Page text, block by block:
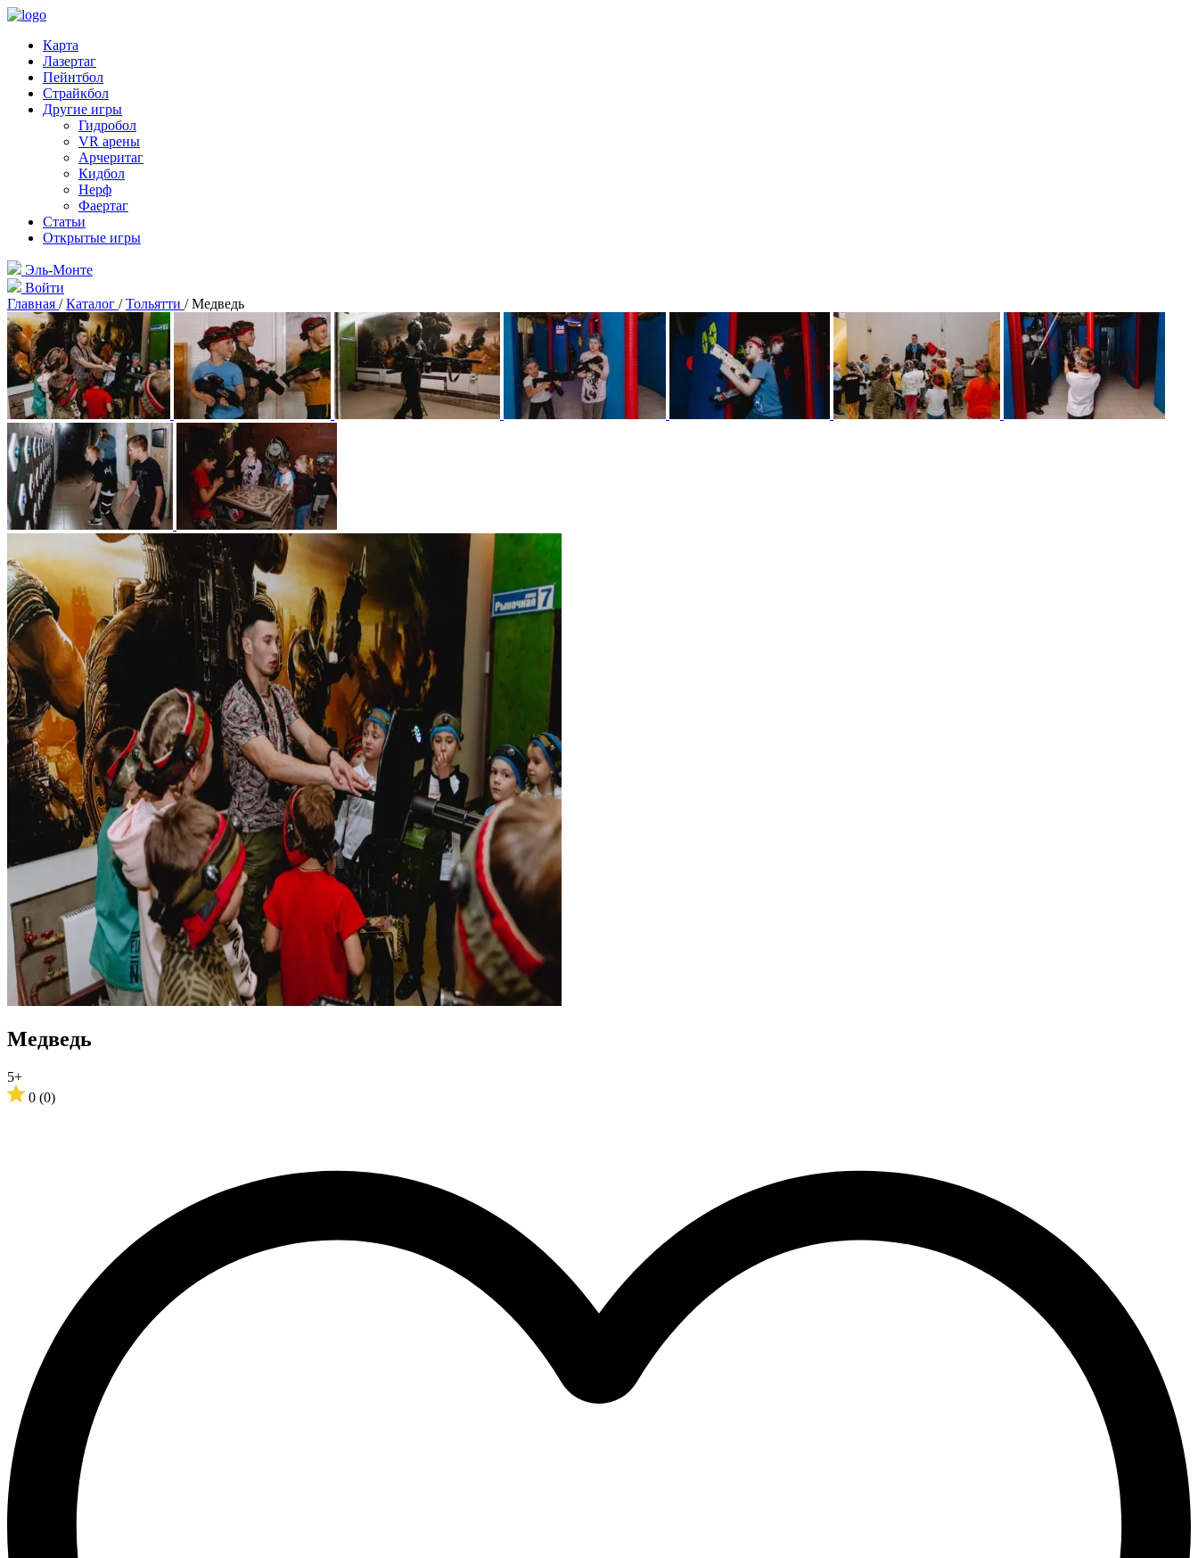
Карта
Лазертаг
Пейнтбол
Страйкбол
Другие игры
Гидробол
VR арены
Арчеритаг
Кидбол
Нерф
Фаертаг
Статьи
Открытые игры
Эль-Монте
Войти
Главная /Каталог /Тольятти /Медведь
Медведь
5+
0 (0)